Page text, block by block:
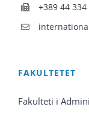
+389 44 334
FAKULTETET
Fakulteti i